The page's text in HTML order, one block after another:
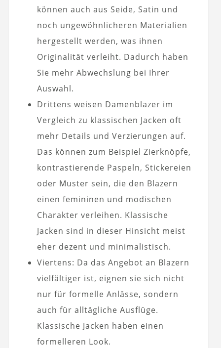
können auch aus Seide, Satin und
noch ungewöhnlicheren Materialien
hergestellt werden, was ihnen
Originalität verleiht. Dadurch haben
Sie mehr Abwechslung bei Ihrer
Auswahl.
Drittens weisen Damenblazer im
Vergleich zu klassischen Jacken oft
mehr Details und Verzierungen auf.
Das können zum Beispiel Zierknöpfe,
kontrastierende Paspeln, Stickereien
oder Muster sein, die den Blazern
einen femininen und modischen
Charakter verleihen. Klassische
Jacken sind in dieser Hinsicht meist
eher dezent und minimalistisch.
Viertens: Da das Angebot an Blazern
vielfältiger ist, eignen sie sich nicht
nur für formelle Anlässe, sondern
auch für alltägliche Ausflüge.
Klassische Jacken haben einen
formelleren Look.